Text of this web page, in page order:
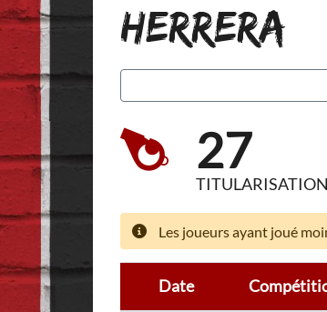
HERRERA
27
Les joueurs ayant joué
Date